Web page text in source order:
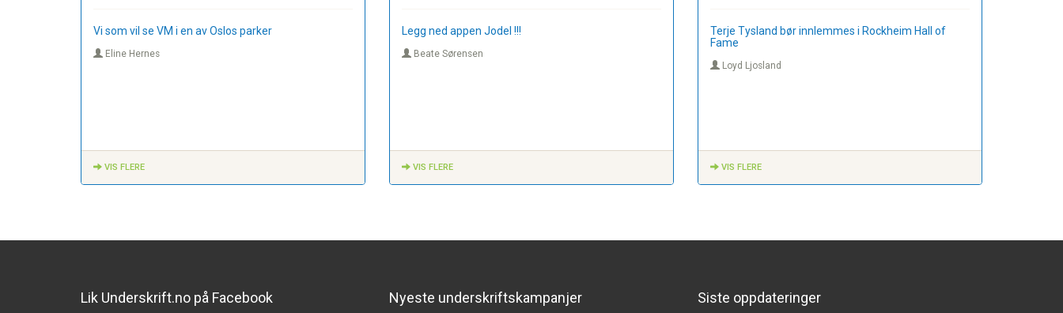
Vi som vil se VM i en av Oslos parker
Eline Hernes
VIS FLERE
Legg ned appen Jodel !!!
Beate Sørensen
VIS FLERE
Terje Tysland bør innlemmes i Rockheim Hall of
Fame
Loyd Ljosland
VIS FLERE
Lik Underskrift.no på Facebook Nyeste underskriftskampanjer Siste oppdateringer